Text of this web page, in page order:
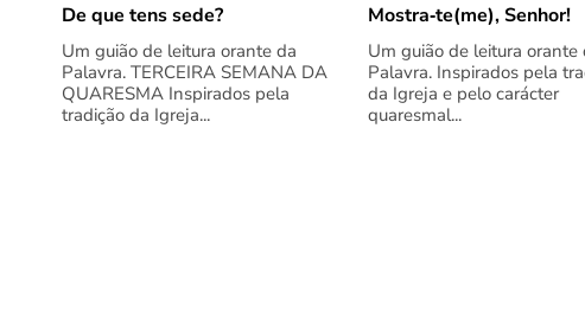
De que tens sede?
Um guião de leitura orante da
Palavra. TERCEIRA SEMANA DA
QUARESMA Inspirados pela
tradição da Igreja...
Mostra‑te(me), Senhor!
Um guião de leitura orante
Palavra. Inspirados pela
da Igreja e pelo carácter
quaresmal...